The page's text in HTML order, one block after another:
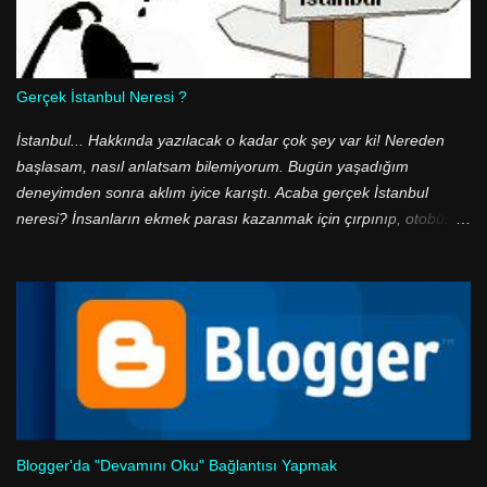
yazımda verdiğim kodlara uyup uymadığını denetlemeden yeni
kodlar ile değiştiriyorlar. Şablonunuzda iki adet p class='comment-
footer' sınıfı var. Lütfen bulduğunuz kodların yazıdaki ile aynı
olduğuna dikkat edin.
Gerçek İstanbul Neresi ?
İstanbul... Hakkında yazılacak o kadar çok şey var ki! Nereden
başlasam, nasıl anlatsam bilemiyorum. Bugün yaşadığım
deneyimden sonra aklım iyice karıştı. Acaba gerçek İstanbul
neresi? İnsanların ekmek parası kazanmak için çırpınıp, otobüs
gri renkli şehir mi? Yoksa yeşil ile mavinin buluştuğu, tarihi eserleri
ve doğal güzelliklerin birbiri ardı sıralandığı, boğaza nazır yalıların
olduğu bir cennet mi? Aslında aradaki zıtlıklar çok daha güzel, çok
daha belirgin dile getirilebilir. Ancak ben daha fazla ileri gitmek
istemiyorum. Çünkü ben, çünkü ben... Çünkü ben İstanbul'un en
Blogger'da "Devamını Oku" Bağlantısı Yapmak